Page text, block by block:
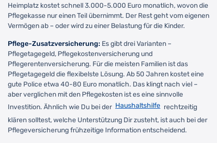
Heimplatz kostet schnell 3.000-5.000 Euro monatlich, wovon die
Pflegekasse nur einen Teil übernimmt. Der Rest geht vom eigenen
Vermögen ab – oder wird zu einer Belastung für die Kinder.
Pflege-Zusatzversicherung: Es gibt drei Varianten –
Pflegetagegeld, Pflegekostenversicherung und
Pflegerentenversicherung. Für die meisten Familien ist das
Pflegetagegeld die flexibelste Lösung. Ab 50 Jahren kostet eine
gute Police etwa 40-80 Euro monatlich. Das klingt nach viel –
aber verglichen mit den Pflegekosten ist es eine sinnvolle
Investition. Ähnlich wie Du bei der Haushaltshilfe rechtzeitig
klären solltest, welche Unterstützung Dir zusteht, ist auch bei der
Pflegeversicherung frühzeitige Information entscheidend.